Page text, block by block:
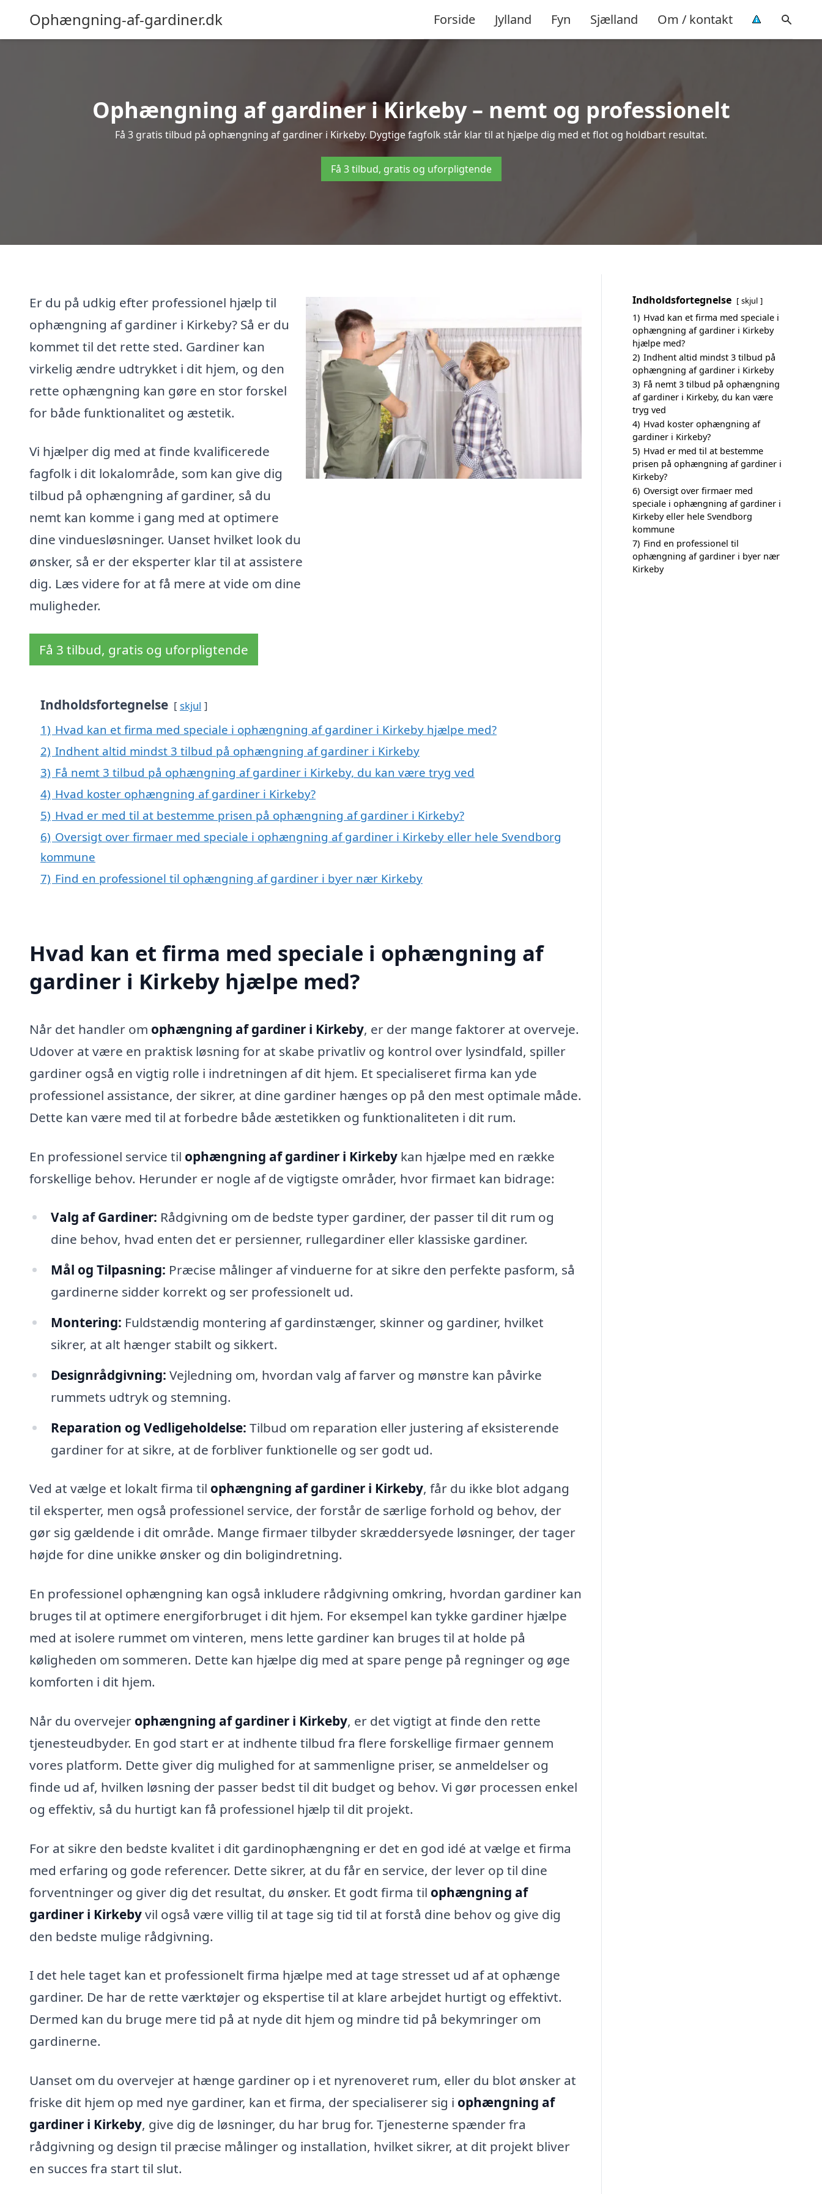
Ophængning-af-gardiner.dk Forside Jylland Fyn Sjælland Om / kontakt
Ophængning af gardiner i Kirkeby – nemt og professionelt
Få 3 gratis tilbud på ophængning af gardiner i Kirkeby. Dygtige fagfolk står klar til at hjælpe dig med et flot og holdbart resultat.
Få 3 tilbud, gratis og uforpligtende
Er du på udkig efter professionel hjælp til
ophængning af gardiner i Kirkeby? Så er du
kommet til det rette sted. Gardiner kan
virkelig ændre udtrykket i dit hjem, og den
rette ophængning kan gøre en stor forskel
for både funktionalitet og æstetik.
Vi hjælper dig med at finde kvalificerede
fagfolk i dit lokalområde, som kan give dig
tilbud på ophængning af gardiner, så du
nemt kan komme i gang med at optimere
dine vinduesløsninger. Uanset hvilket look du
ønsker, så er der eksperter klar til at assistere
dig. Læs videre for at få mere at vide om dine
muligheder.
Få 3 tilbud, gratis og uforpligtende
Indholdsfortegnelse skjul
1) Hvad kan et firma med speciale i ophængning af gardiner i Kirkeby hjælpe med?
2) Indhent altid mindst 3 tilbud på ophængning af gardiner i Kirkeby
3) Få nemt 3 tilbud på ophængning af gardiner i Kirkeby, du kan være tryg ved
4) Hvad koster ophængning af gardiner i Kirkeby?
5) Hvad er med til at bestemme prisen på ophængning af gardiner i Kirkeby?
6) Oversigt over firmaer med speciale i ophængning af gardiner i Kirkeby eller hele Svendborg
kommune
7) Find en professionel til ophængning af gardiner i byer nær Kirkeby
Hvad kan et firma med speciale i ophængning af
gardiner i Kirkeby hjælpe med?
Når det handler om ophængning af gardiner i Kirkeby, er der mange faktorer at overveje.
Udover at være en praktisk løsning for at skabe privatliv og kontrol over lysindfald, spiller
gardiner også en vigtig rolle i indretningen af dit hjem. Et specialiseret firma kan yde
professionel assistance, der sikrer, at dine gardiner hænges op på den mest optimale måde.
Dette kan være med til at forbedre både æstetikken og funktionaliteten i dit rum.
En professionel service til ophængning af gardiner i Kirkeby kan hjælpe med en række
forskellige behov. Herunder er nogle af de vigtigste områder, hvor firmaet kan bidrage:
Valg af Gardiner: Rådgivning om de bedste typer gardiner, der passer til dit rum og
dine behov, hvad enten det er persienner, rullegardiner eller klassiske gardiner.
Mål og Tilpasning: Præcise målinger af vinduerne for at sikre den perfekte pasform, så
gardinerne sidder korrekt og ser professionelt ud.
Montering: Fuldstændig montering af gardinstænger, skinner og gardiner, hvilket
sikrer, at alt hænger stabilt og sikkert.
Designrådgivning: Vejledning om, hvordan valg af farver og mønstre kan påvirke
rummets udtryk og stemning.
Reparation og Vedligeholdelse: Tilbud om reparation eller justering af eksisterende
gardiner for at sikre, at de forbliver funktionelle og ser godt ud.
Ved at vælge et lokalt firma til ophængning af gardiner i Kirkeby, får du ikke blot adgang
til eksperter, men også professionel service, der forstår de særlige forhold og behov, der
gør sig gældende i dit område. Mange firmaer tilbyder skræddersyede løsninger, der tager
højde for dine unikke ønsker og din boligindretning.
En professionel ophængning kan også inkludere rådgivning omkring, hvordan gardiner kan
bruges til at optimere energiforbruget i dit hjem. For eksempel kan tykke gardiner hjælpe
med at isolere rummet om vinteren, mens lette gardiner kan bruges til at holde på
køligheden om sommeren. Dette kan hjælpe dig med at spare penge på regninger og øge
komforten i dit hjem.
Når du overvejer ophængning af gardiner i Kirkeby, er det vigtigt at finde den rette
tjenesteudbyder. En god start er at indhente tilbud fra flere forskellige firmaer gennem
vores platform. Dette giver dig mulighed for at sammenligne priser, se anmeldelser og
finde ud af, hvilken løsning der passer bedst til dit budget og behov. Vi gør processen enkel
og effektiv, så du hurtigt kan få professionel hjælp til dit projekt.
For at sikre den bedste kvalitet i dit gardinophængning er det en god idé at vælge et firma
med erfaring og gode referencer. Dette sikrer, at du får en service, der lever op til dine
forventninger og giver dig det resultat, du ønsker. Et godt firma til ophængning af
gardiner i Kirkebyvil også være villig til at tage sig tid til at forstå dine behov og give dig
den bedste mulige rådgivning.
I det hele taget kan et professionelt firma hjælpe med at tage stresset ud af at ophænge
gardiner. De har de rette værktøjer og ekspertise til at klare arbejdet hurtigt og effektivt.
Dermed kan du bruge mere tid på at nyde dit hjem og mindre tid på bekymringer om
gardinerne.
Uanset om du overvejer at hænge gardiner op i et nyrenoveret rum, eller du blot ønsker at
friske dit hjem op med nye gardiner, kan et firma, der specialiserer sig i ophængning af
gardiner i Kirkeby, give dig de løsninger, du har brug for. Tjenesterne spænder fra
rådgivning og design til præcise målinger og installation, hvilket sikrer, at dit projekt bliver
en succes fra start til slut.
Indholdsfortegnelse skjul
1) Hvad kan et firma med speciale i
ophængning af gardiner i Kirkeby
hjælpe med?
2) Indhent altid mindst 3 tilbud på
ophængning af gardiner i Kirkeby
3) Få nemt 3 tilbud på ophængning
af gardiner i Kirkeby, du kan være
tryg ved
4) Hvad koster ophængning af
gardiner i Kirkeby?
5) Hvad er med til at bestemme
prisen på ophængning af gardiner i
Kirkeby?
6) Oversigt over firmaer med
speciale i ophængning af gardiner i
Kirkeby eller hele Svendborg
kommune
7) Find en professionel til
ophængning af gardiner i byer nær
Kirkeby